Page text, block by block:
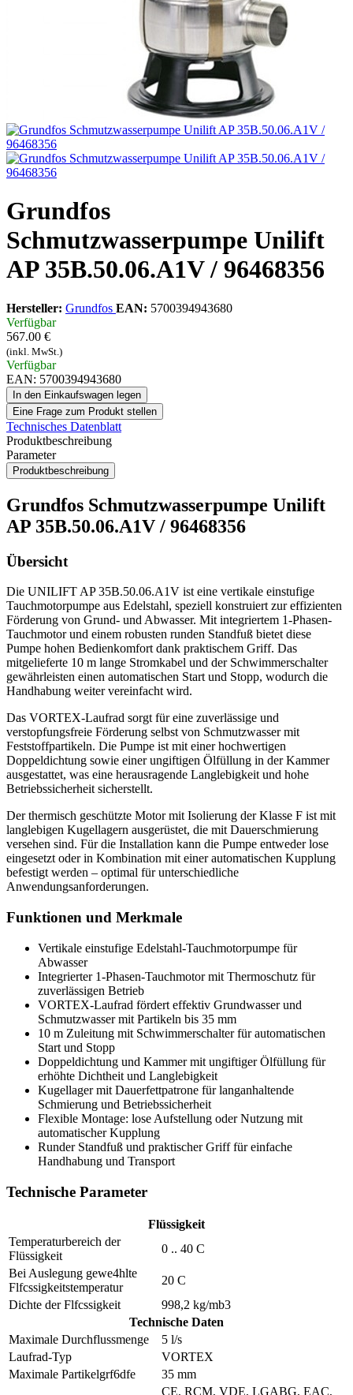
Grundfos
Schmutzwasserpumpe Unilift
AP 35B.50.06.A1V / 96468356
Hersteller: Grundfos EAN: 5700394943680
Verfügbar
567.00 €
(inkl. MwSt.)
Verfügbar
EAN: 5700394943680
In den Einkaufswagen legen
Eine Frage zum Produkt stellen
Technisches Datenblatt
Produktbeschreibung
Parameter
Produktbeschreibung
Grundfos Schmutzwasserpumpe Unilift
AP 35B.50.06.A1V / 96468356
Übersicht
Die UNILIFT AP 35B.50.06.A1V ist eine vertikale einstufige
Tauchmotorpumpe aus Edelstahl, speziell konstruiert zur effizienten
Förderung von Grund- und Abwasser. Mit integriertem 1-Phasen-
Tauchmotor und einem robusten runden Standfuß bietet diese
Pumpe hohen Bedienkomfort dank praktischem Griff. Das
mitgelieferte 10 m lange Stromkabel und der Schwimmerschalter
gewährleisten einen automatischen Start und Stopp, wodurch die
Handhabung weiter vereinfacht wird.
Das VORTEX-Laufrad sorgt für eine zuverlässige und
verstopfungsfreie Förderung selbst von Schmutzwasser mit
Feststoffpartikeln. Die Pumpe ist mit einer hochwertigen
Doppeldichtung sowie einer ungiftigen Ölfüllung in der Kammer
ausgestattet, was eine herausragende Langlebigkeit und hohe
Betriebssicherheit sicherstellt.
Der thermisch geschützte Motor mit Isolierung der Klasse F ist mit
langlebigen Kugellagern ausgerüstet, die mit Dauerschmierung
versehen sind. Für die Installation kann die Pumpe entweder lose
eingesetzt oder in Kombination mit einer automatischen Kupplung
befestigt werden – optimal für unterschiedliche
Anwendungsanforderungen.
Funktionen und Merkmale
Vertikale einstufige Edelstahl-Tauchmotorpumpe für
Abwasser
Integrierter 1-Phasen-Tauchmotor mit Thermoschutz für
zuverlässigen Betrieb
VORTEX-Laufrad fördert effektiv Grundwasser und
Schmutzwasser mit Partikeln bis 35 mm
10 m Zuleitung mit Schwimmerschalter für automatischen
Start und Stopp
Doppeldichtung und Kammer mit ungiftiger Ölfüllung für
erhöhte Dichtheit und Langlebigkeit
Kugellager mit Dauerfettpatrone für langanhaltende
Schmierung und Betriebssicherheit
Flexible Montage: lose Aufstellung oder Nutzung mit
automatischer Kupplung
Runder Standfuß und praktischer Griff für einfache
Handhabung und Transport
Technische Parameter
Flüssigkeit
Temperaturbereich der
Flüssigkeit
0 .. 40 C
Bei Auslegung gewe4hlte
Flfcssigkeitstemperatur
20 C
Dichte der Flfcssigkeit
998,2 kg/mb3
Technische Daten
Maximale Durchflussmenge
5 l/s
Laufrad-Typ
VORTEX
Maximale Partikelgrf6dfe
35 mm
CE, RCM, VDE, LGABG, EAC,